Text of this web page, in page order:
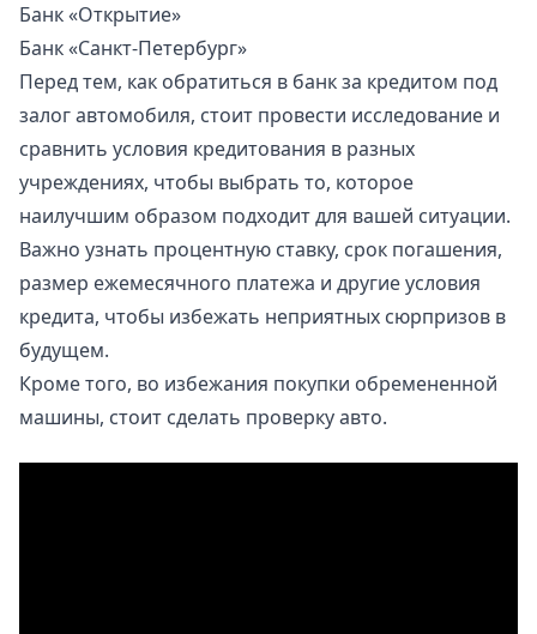
Банк «Открытие»
Банк «Санкт-Петербург»
Перед тем, как обратиться в банк за кредитом под
залог автомобиля, стоит провести исследование и
сравнить условия кредитования в разных
учреждениях, чтобы выбрать то, которое
наилучшим образом подходит для вашей ситуации.
Важно узнать процентную ставку, срок погашения,
размер ежемесячного платежа и другие условия
кредита, чтобы избежать неприятных сюрпризов в
будущем.
Кроме того, во избежания покупки обремененной
машины, стоит сделать проверку авто.